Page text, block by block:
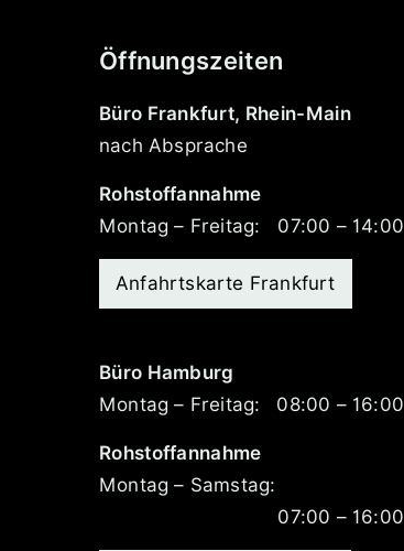
Öffnungszeiten
Büro Frankfurt, Rhein-Main
nach Absprache
Rohstoffannahme
Montag – Freitag:
07:00 – 14:00
Anfahrtskarte Frankfurt
Büro Hamburg
Montag – Freitag:
08:00 – 16:00
Rohstoffannahme
Montag – Samstag:
07:00 – 16:00